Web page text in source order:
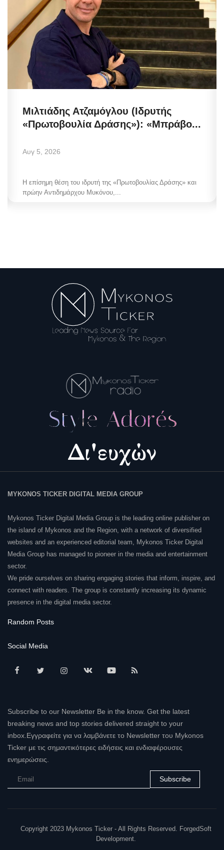
Μιλτιάδης Ατζαμόγλου (Ιδρυτής
«Πρωτοβουλία Δράσης»): «Μπράβο...
Αυγ 5, 2026
Η επίσημη θέση του ιδρυτή της «Πρωτοβουλίας Δράσης» και
πρώην Αντιδημάρχου Μυκόνου,...
MYKONOS TICKER DIGITAL MEDIA GROUP
Mykonos Ticker Digital Media Group is the leading online publisher on
the island of Mykonos and the Region, with a network of diversified
websites and an experienced editorial team, Mykonos Ticker Digital
Media Group has managed to pioneer in the media and entertainment
sector.
We pride ourselves on sharing engaging stories that inform, inspire, and
connect with readers. The group is constantly increasing its dynamic
presence in the digital media sector.
Random Posts
Social Media
Subscribe to our Newsletter Be in the know. Get the latest
breaking news and top stories delivered straight to your
inbox.Εγγραφείτε για να λαμβάνετε το Newsletter του Mykonos
Ticker με τις σημαντικότερες ειδήσεις και ενδιαφέρουσες
ενημερώσεις.
Subscribe
Copyright 2023 Mykonos Ticker - All Rights Reserved. ForgedSoft
Development.